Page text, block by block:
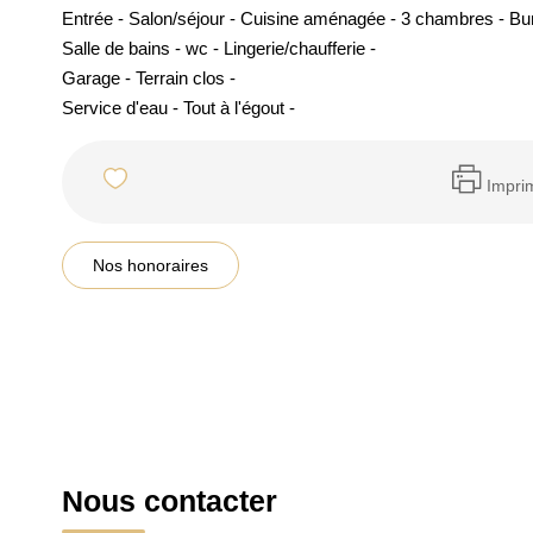
Entrée - Salon/séjour - Cuisine aménagée - 3 chambres -
Salle de bains - wc - Lingerie/chaufferie -
Garage - Terrain clos -
Service d'eau - Tout à l'égout -
Nos honoraires
Nous contacter